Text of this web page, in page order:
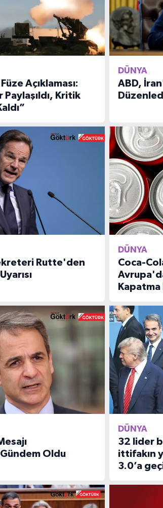
Açıklaması:
Kritik
DÜNYA
ABD,
Rutte'den
DÜNYA
Coca-
Kapatma
Oldu
DÜNYA
32 lider
ittifakın
3.0’a